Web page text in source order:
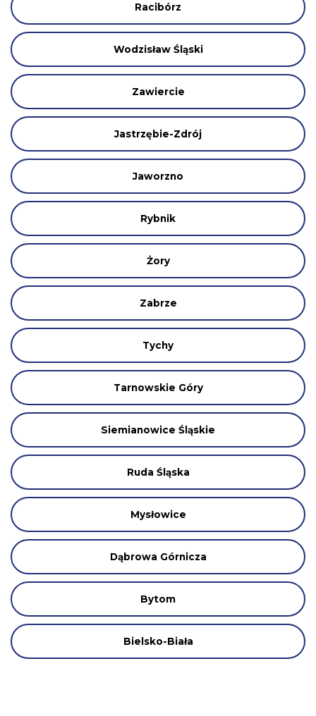
Racibórz
Wodzisław Śląski
Zawiercie
Jastrzębie-Zdrój
Jaworzno
Rybnik
Żory
Zabrze
Tychy
Tarnowskie Góry
Siemianowice Śląskie
Ruda Śląska
Mysłowice
Dąbrowa Górnicza
Bytom
Bielsko-Biała